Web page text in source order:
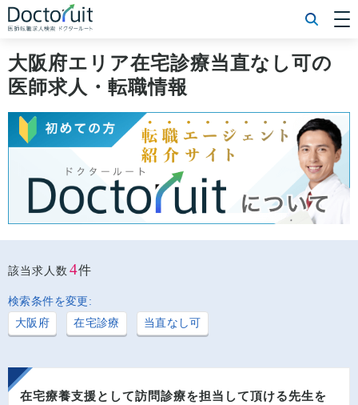
[常勤] 科目から探す
[常勤] 特徴から探す
[非常勤] エリアから探す
[非常勤] 科目から探す
Doctoruit医師転職特集
Doctoruitについて
運営者情報
プライバシーポリシー
大阪府エリア在宅診療当直なし可の
医師求人・転職情報
該当求人数 4件
検索条件を変更:
大阪府
在宅診療 当直なし可
在宅療養支援として訪問診療を担当して頂ける先生を